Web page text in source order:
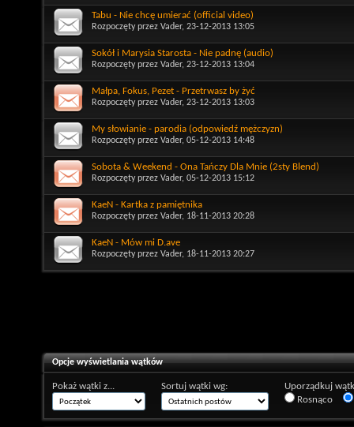
Tabu - Nie chcę umierać (official video)
Rozpoczęty przez Vader, 23-12-2013 13:05
Sokół i Marysia Starosta - Nie padnę (audio)
Rozpoczęty przez Vader, 23-12-2013 13:04
Małpa, Fokus, Pezet - Przetrwasz by żyć
Rozpoczęty przez Vader, 23-12-2013 13:03
My słowianie - parodia (odpowiedź mężczyzn)
Rozpoczęty przez Vader, 05-12-2013 14:48
Sobota & Weekend - Ona Tańczy Dla Mnie (2sty Blend)
Rozpoczęty przez Vader, 05-12-2013 15:12
KaeN - Kartka z pamiętnika
Rozpoczęty przez Vader, 18-11-2013 20:28
KaeN - Mów mi D.ave
Rozpoczęty przez Vader, 18-11-2013 20:27
Opcje wyświetlania wątków
Pokaż wątki z... Sortuj wątki wg:
Uporządkuj
Rosnąco